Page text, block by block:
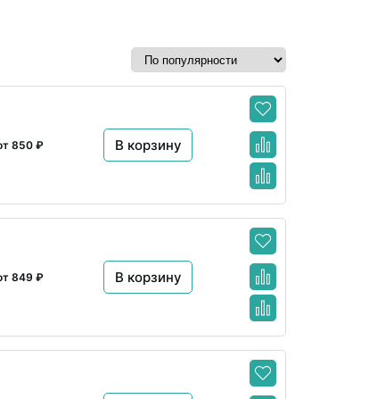
850 ₽ В корзину
849 ₽ В корзину